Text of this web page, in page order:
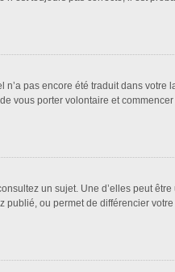
pas encore été traduit dans
vous porter volontaire et
un sujet. Une d’elles peut
ou permet de différencier